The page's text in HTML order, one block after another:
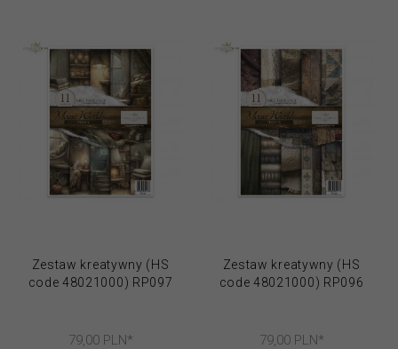
Zestaw kreatywny (HS
code 48021000) RP097
79, 00 PLN*
Zestaw kreatywny (HS
code 48021000) RP096
79, 00 PLN*